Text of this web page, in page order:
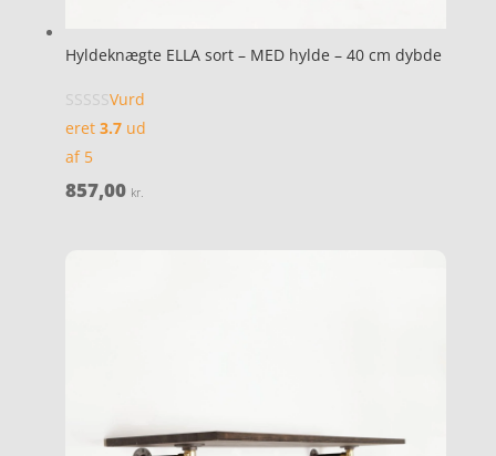
Hyldeknægte ELLA sort – MED hylde – 40 cm dybde
Vurd
eret 3.7ud
af 5
857,00 kr.